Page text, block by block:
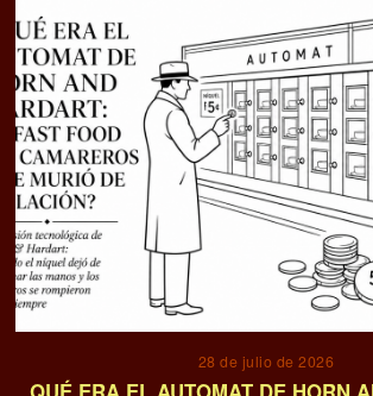
28 de julio de 2026